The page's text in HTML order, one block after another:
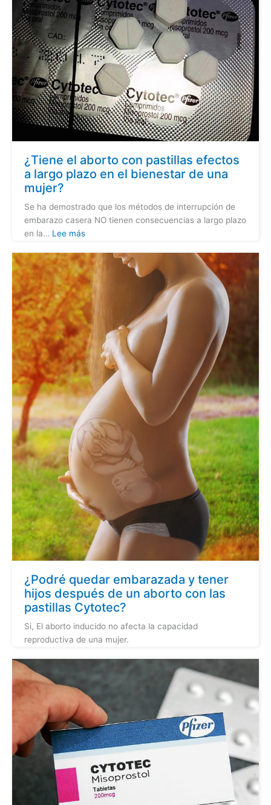
¿Tiene el aborto con pastillas efectos
a largo plazo en el bienestar de una
mujer?
Se ha demostrado que los métodos de interrupción de
embarazo casera NO tienen consecuencias a largo plazo
en la… Lee más
¿Podré quedar embarazada y tener
hijos después de un aborto con las
pastillas Cytotec?
Si, El aborto inducido no afecta la capacidad
reproductiva de una mujer.